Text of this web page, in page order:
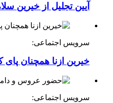
آیین تجلیل از خیرین
سرویس اجتماعی:
خیرین ازنا همچنان
سرویس اجتماعی: